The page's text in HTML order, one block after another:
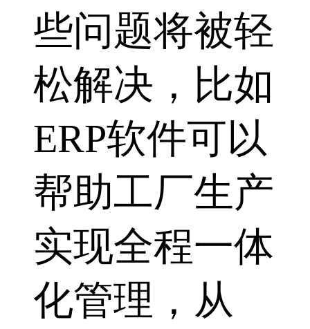
些问题将被轻
松解决，比如
ERP软件可以
帮助工厂生产
实现全程一体
化管理，从